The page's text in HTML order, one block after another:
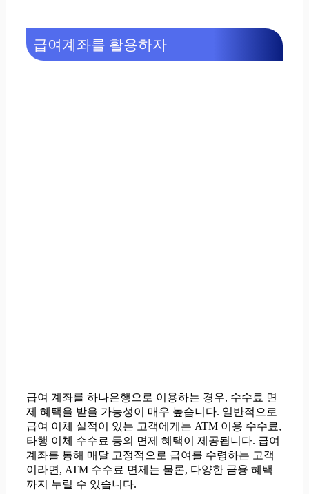
급여계좌를 활용하자
급여 계좌를 하나은행으로 이용하는 경우, 수수료 면
제 혜택을 받을 가능성이 매우 높습니다. 일반적으로
급여 이체 실적이 있는 고객에게는 ATM 이용 수수료,
타행 이체 수수료 등의 면제 혜택이 제공됩니다. 급여
계좌를 통해 매달 고정적으로 급여를 수령하는 고객
이라면, ATM 수수료 면제는 물론, 다양한 금융 혜택
까지 누릴 수 있습니다.